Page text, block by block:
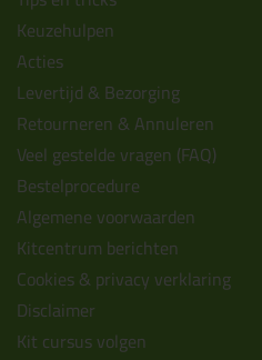
Keuzehulpen
Acties
Levertijd & Bezorging
Retourneren & Annuleren
Veel gestelde vragen (FAQ)
Bestelprocedure
Algemene voorwaarden
Kitcentrum berichten
Cookies & privacy verklaring
Disclaimer
Kit cursus volgen